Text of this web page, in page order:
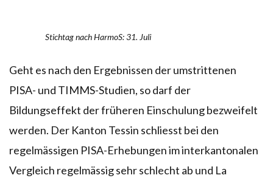
Stichtag nach HarmoS: 31. Juli
Geht es nach den Ergebnissen der umstrittenen
PISA- und TIMMS-Studien, so darf der
Bildungseffekt der früheren Einschulung bezweifelt
werden. Der Kanton Tessin schliesst bei den
regelmässigen PISA-Erhebungen im interkantonalen
Vergleich regelmässig sehr schlecht ab und La